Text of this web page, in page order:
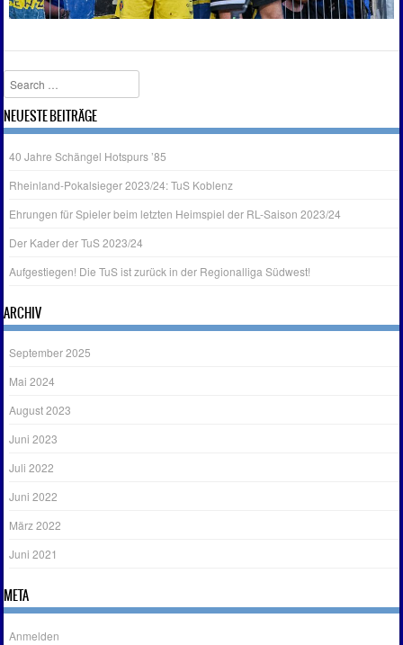
Search
NEUESTE BEITRÄGE
40 Jahre Schängel Hotspurs ’85
Rheinland-Pokalsieger 2023/24: TuS Koblenz
Ehrungen für Spieler beim letzten Heimspiel der RL-Saison 2023/24
Der Kader der TuS 2023/24
Aufgestiegen! Die TuS ist zurück in der Regionalliga Südwest!
ARCHIV
September 2025
Mai 2024
August 2023
Juni 2023
Juli 2022
Juni 2022
März 2022
Juni 2021
META
Anmelden